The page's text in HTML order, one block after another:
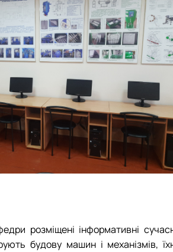
розміщені інформативні
будову машин і механізмів,